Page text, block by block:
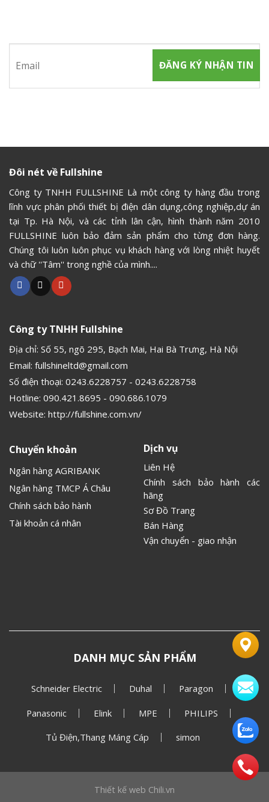
Đôi nét về Fullshine
Công ty TNHH FULLSHINE Là một công ty hàng đầu trong
lĩnh vực phân phối thiết bị điện dân dụng,công nghiệp,dự án
tại Tp. Hà Nội, và các tỉnh lân cận, hình thành năm 2010
FULLSHINE luôn bảo đảm sản phẩm cho từng đơn hàng.
Chúng tôi luôn luôn phục vụ khách hàng với lòng nhiệt huyết
và chữ ''Tâm'' trong nghề của mình....
Công ty TNHH Fullshine
Địa chỉ: Số 55, ngõ 295, Bạch Mai, Hai Bà Trưng, Hà Nội
Email: fullshineltd@gmail.com
Số điện thoại: 0243.6228757 - 0243.6228758
Hotline: 090.421.8695 - 090.686.1079
Website: http://fullshine.com.vn/
Chuyển khoản
Ngân hàng AGRIBANK
Ngân hàng TMCP Á Châu
Chính sách bảo hành
Tài khoản cá nhân
Dịch vụ
Liên Hệ
Chính sách bảo hành các
hãng
Sơ Đồ Trang
Bán Hàng
Vận chuyển - giao nhận
DANH MỤC SẢN PHẨM
Schneider Electric Duhal Paragon
Panasonic Elink MPE PHILIPS
Tủ Điện,Thang Máng Cáp simon
Thiết kế web Chili.vn